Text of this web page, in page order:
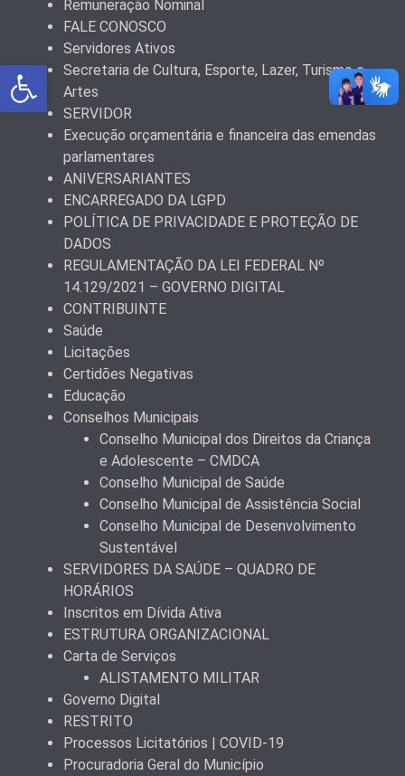
Remuneração Nominal
FALE CONOSCO
Servidores Ativos
Secretaria de Cultura, Esporte, Lazer, Turismo e
Artes
SERVIDOR
Execução orçamentária e financeira das emendas
parlamentares
ANIVERSARIANTES
ENCARREGADO DA LGPD
POLÍTICA DE PRIVACIDADE E PROTEÇÃO DE
DADOS
REGULAMENTAÇÃO DA LEI FEDERAL Nº
14.129/2021 – GOVERNO DIGITAL
CONTRIBUINTE
Saúde
Licitações
Certidões Negativas
Educação
Conselhos Municipais
Conselho Municipal dos Direitos da Criança
e Adolescente – CMDCA
Conselho Municipal de Saúde
Conselho Municipal de Assistência Social
Conselho Municipal de Desenvolvimento
Sustentável
SERVIDORES DA SAÚDE – QUADRO DE
HORÁRIOS
Inscritos em Dívida Ativa
ESTRUTURA ORGANIZACIONAL
Carta de Serviços
ALISTAMENTO MILITAR
Governo Digital
RESTRITO
Processos Licitatórios | COVID-19
Procuradoria Geral do Município
Abrir a barra de ferramentas